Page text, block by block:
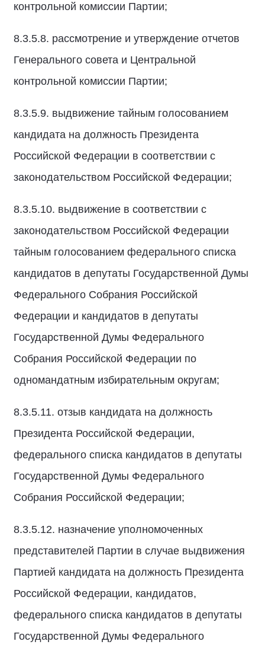
контрольной комиссии Партии;
8.3.5.8. рассмотрение и утверждение отчетов
Генерального совета и Центральной
контрольной комиссии Партии;
8.3.5.9. выдвижение тайным голосованием
кандидата на должность Президента
Российской Федерации в соответствии с
законодательством Российской Федерации;
8.3.5.10. выдвижение в соответствии с
законодательством Российской Федерации
тайным голосованием федерального списка
кандидатов в депутаты Государственной Думы
Федерального Собрания Российской
Федерации и кандидатов в депутаты
Государственной Думы Федерального
Собрания Российской Федерации по
одномандатным избирательным округам;
8.3.5.11. отзыв кандидата на должность
Президента Российской Федерации,
федерального списка кандидатов в депутаты
Государственной Думы Федерального
Собрания Российской Федерации;
8.3.5.12. назначение уполномоченных
представителей Партии в случае выдвижения
Партией кандидата на должность Президента
Российской Федерации, кандидатов,
федерального списка кандидатов в депутаты
Государственной Думы Федерального